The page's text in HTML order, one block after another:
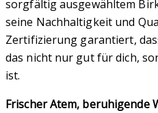
sorgfältig ausgewähltem
seine Nachhaltigkeit und
Zertifizierung garantiert,
das nicht nur gut für dich,
ist.
Frischer Atem, beruhigende